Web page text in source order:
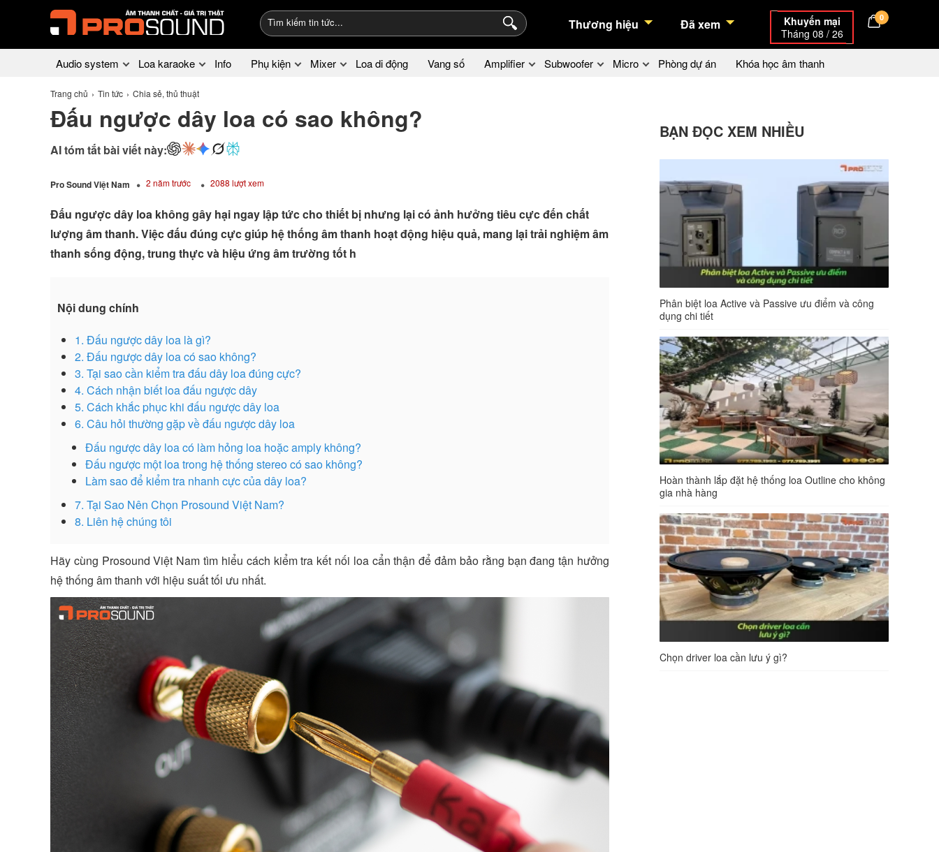
Thương hiệu Đã xem
Khuyến mại
Tháng 08 / 26
0
Audio system Loa karaoke Info Phụ kiện Mixer Loa di động Vang số Amplifier Subwoofer Micro Phòng dự án Khóa học âm thanh
Trang chủ Tin tức Chia sẻ, thủ thuật
Đấu ngược dây loa có sao không?
AI tóm tắt bài viết này:
Pro Sound Việt Nam 2 năm trước 2088 lượt xem
Đấu ngược dây loa không gây hại ngay lập tức cho thiết bị nhưng lại có ảnh hưởng tiêu cực đến chất
lượng âm thanh. Việc đấu đúng cực giúp hệ thống âm thanh hoạt động hiệu quả, mang lại trải nghiệm âm
thanh sống động, trung thực và hiệu ứng âm trường tốt h
Nội dung chính
1. Đấu ngược dây loa là gì?
2. Đấu ngược dây loa có sao không?
3. Tại sao cần kiểm tra đấu dây loa đúng cực?
4. Cách nhận biết loa đấu ngược dây
5. Cách khắc phục khi đấu ngược dây loa
6. Câu hỏi thường gặp về đấu ngược dây loa
Đấu ngược dây loa có làm hỏng loa hoặc amply không?
Đấu ngược một loa trong hệ thống stereo có sao không?
Làm sao để kiểm tra nhanh cực của dây loa?
7. Tại Sao Nên Chọn Prosound Việt Nam?
8. Liên hệ chúng tôi
Hãy cùng Prosound Việt Nam tìm hiểu cách kiểm tra kết nối loa cẩn thận để đảm bảo rằng bạn đang tận hưởng
hệ thống âm thanh với hiệu suất tối ưu nhất.
BẠN ĐỌC XEM NHIỀU
Phân biệt loa Active và Passive ưu điểm và công
dụng chi tiết
Hoàn thành lắp đặt hệ thống loa Outline cho không
gia nhà hàng
Chọn driver loa cần lưu ý gì?